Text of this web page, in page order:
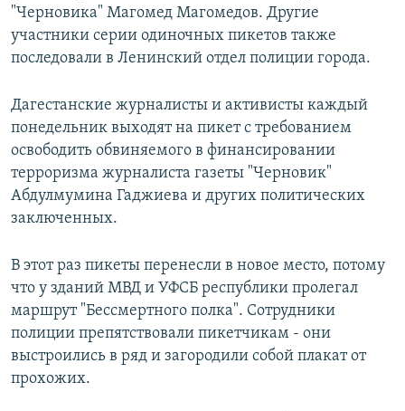
"Черновика" Магомед Магомедов. Другие
участники серии одиночных пикетов также
последовали в Ленинский отдел полиции города.
Дагестанские журналисты и активисты каждый
понедельник выходят на пикет с требованием
освободить обвиняемого в финансировании
терроризма журналиста газеты "Черновик"
Абдулмумина Гаджиева и других политических
заключенных.
В этот раз пикеты перенесли в новое место, потому
что у зданий МВД и УФСБ республики пролегал
маршрут "Бессмертного полка". Сотрудники
полиции препятствовали пикетчикам - они
выстроились в ряд и загородили собой плакат от
прохожих.